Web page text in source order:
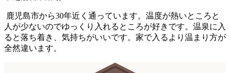
鹿児島市から30年近く通っています。温度が熱いところと
人が少ないのでゆっくり入れるところが好きです。温泉に入
ると落ち着き、気持ちがいいです。家で入るより温まり方が
全然違います。